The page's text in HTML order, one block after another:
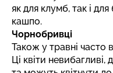
як для клумб, так і
кашпо.
Чорнобривці
Також у травні часто
Ці квіти